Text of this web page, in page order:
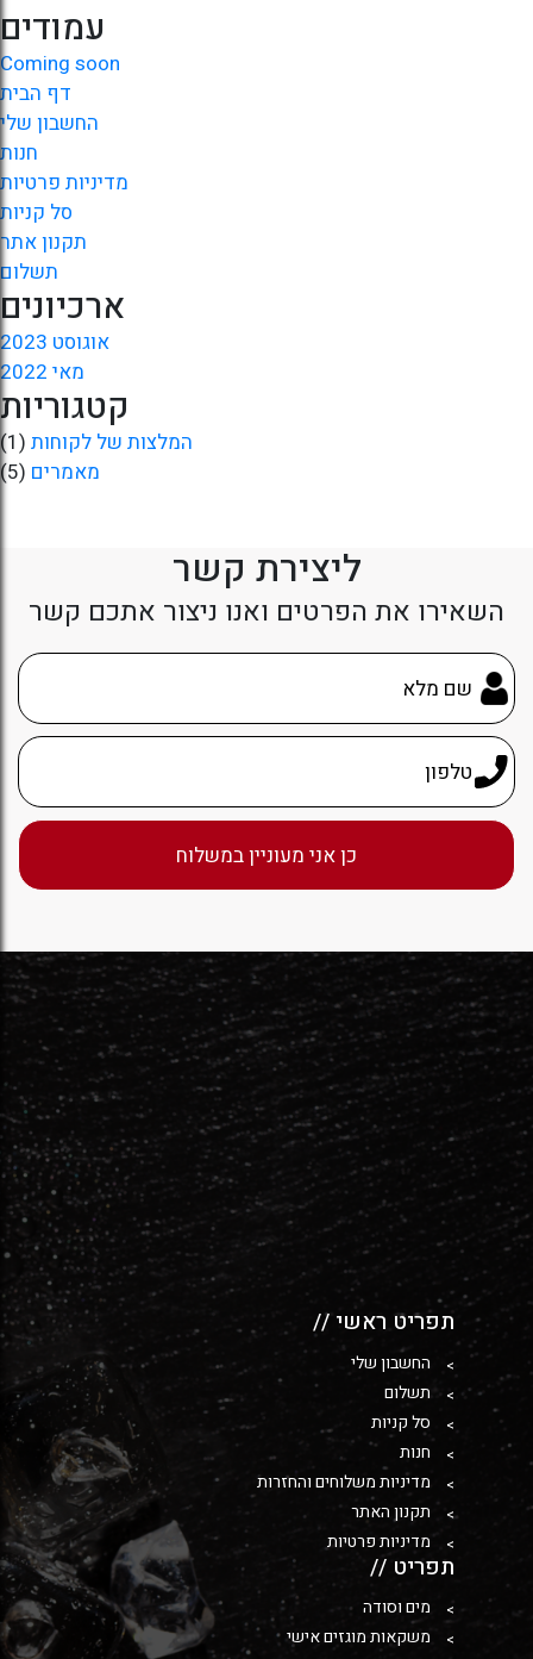
עמודים
Coming soon
דף הבית
החשבון שלי
חנות
מדיניות פרטיות
סל קניות
תקנון אתר
תשלום
ארכיונים
אוגוסט 2023
מאי 2022
קטגוריות
המלצות של לקוחות (1)
מאמרים (5)
ליצירת קשר
השאירו את הפרטים ואנו ניצור אתכם קשר
תפריט ראשי //
החשבון שלי
תשלום
סל קניות
חנות
מדיניות משלוחים והחזרות
תקנון האתר
מדיניות פרטיות
תפריט //
מים וסודה
משקאות מוגזים אישי